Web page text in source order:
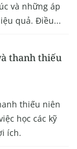
và những áp
quả. Điều...
thanh thiếu
thiếu niên
học các kỹ
ích.